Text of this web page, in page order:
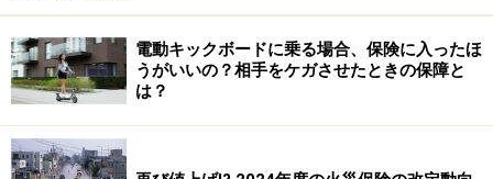
その上で、何について心配なのか確認してみると、必要
な補償が見えてきます。
自転車保険の現状は、「交通事故傷害保
険」による代用がほとんど
電動キックボードに乗る場合、保険に入ったほ
うがいいの？相手をケガさせたときの保障と
は？